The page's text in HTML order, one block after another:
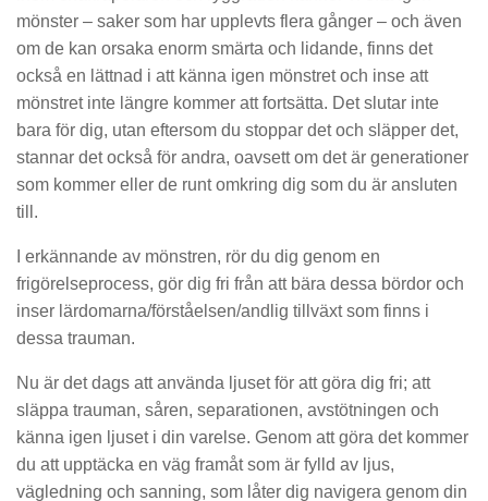
mönster – saker som har upplevts flera gånger – och även
om de kan orsaka enorm smärta och lidande, finns det
också en lättnad i att känna igen mönstret och inse att
mönstret inte längre kommer att fortsätta. Det slutar inte
bara för dig, utan eftersom du stoppar det och släpper det,
stannar det också för andra, oavsett om det är generationer
som kommer eller de runt omkring dig som du är ansluten
till.
I erkännande av mönstren, rör du dig genom en
frigörelseprocess, gör dig fri från att bära dessa bördor och
inser lärdomarna/förståelsen/andlig tillväxt som finns i
dessa trauman.
Nu är det dags att använda ljuset för att göra dig fri; att
släppa trauman, såren, separationen, avstötningen och
känna igen ljuset i din varelse. Genom att göra det kommer
du att upptäcka en väg framåt som är fylld av ljus,
vägledning och sanning, som låter dig navigera genom din